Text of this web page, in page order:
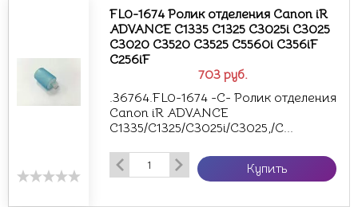
703 руб.
FL0-1674 Ролик отделения Canon iR
ADVANCE C1335 C1325 C3025i C3025
C3020 C3520 C3525 C5560i C356iF
C256iF
.36764.FL0-1674 -С- Ролик отделения
Canon iR ADVANCE
C1335/C1325/C3025i/C3025,/C...
Купить